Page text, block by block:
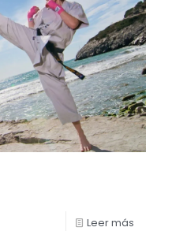
Leer más